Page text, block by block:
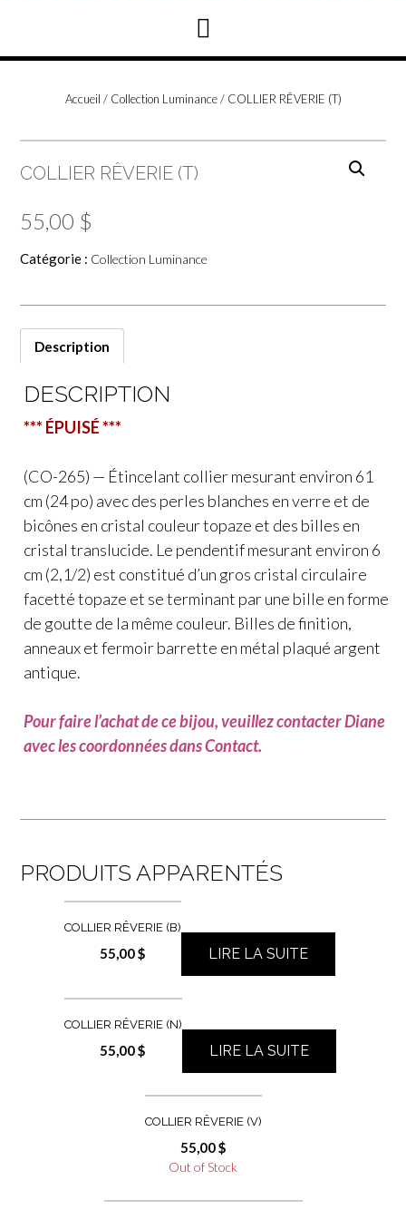
Accueil / Collection Luminance/ COLLIER RÊVERIE (T)
COLLIER RÊVERIE (T)
55,00 $
Catégorie : Collection Luminance
Description
DESCRIPTION
*** ÉPUISÉ ***
(CO-265) — Étincelant collier mesurant environ 61
cm (24 po) avec des perles blanches en verre et de
bicônes en cristal couleur topaze et des billes en
cristal translucide. Le pendentif mesurant environ 6
cm (2,1/2) est constitué d’un gros cristal circulaire
facetté topaze et se terminant par une bille en forme
de goutte de la même couleur. Billes de finition,
anneaux et fermoir barrette en métal plaqué argent
antique.
Pour faire l’achat de ce bijou, veuillez contacter Diane
avec les coordonnées dans Contact.
PRODUITS APPARENTÉS
COLLIER RÊVERIE (B)
55,00$ LIRE LA SUITE
COLLIER RÊVERIE (N)
55,00$ LIRE LA SUITE
COLLIER RÊVERIE (V)
55,00$
Out of Stock